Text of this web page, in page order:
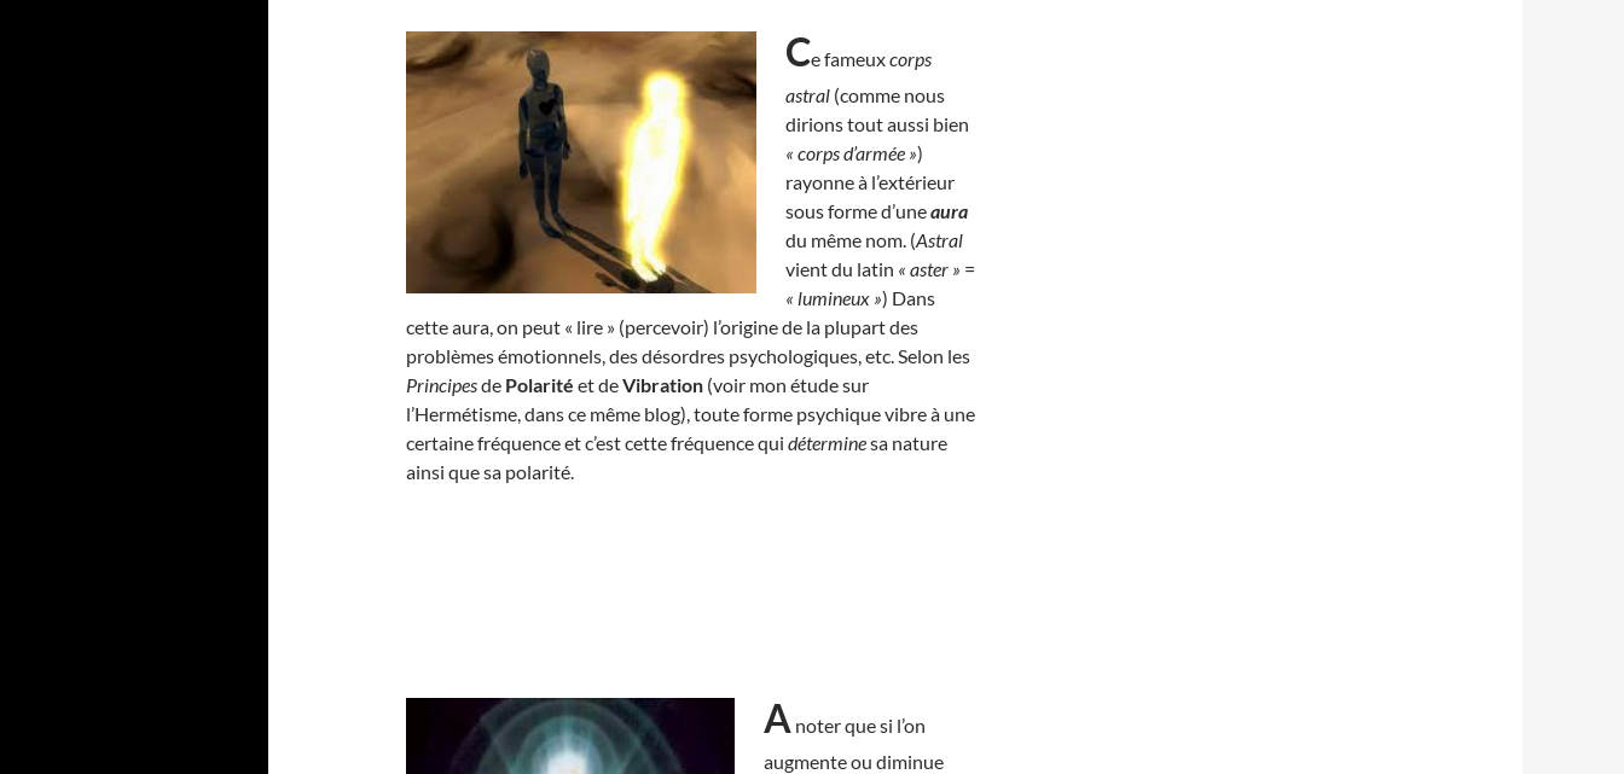
Ce fameuxcorps
astral (comme nous
dirions tout aussi bien
« corps d’armée »)
rayonne à l’extérieur
sous forme d’uneaura
du même nom. (Astral
vient du latin « aster » =
« lumineux ») Dans
cette aura, on peut « lire » (percevoir) l’origine de la plupart des
problèmes émotionnels, des désordres psychologiques, etc. Selon les
Principesde Polarité et deVibration (voir mon étude sur
l’Hermétisme, dans ce même blog), toute forme psychique vibre à une
certaine fréquence et c’est cette fréquence qui déterminesa nature
ainsi que sa polarité.
A noter que si l’on
augmente ou diminue